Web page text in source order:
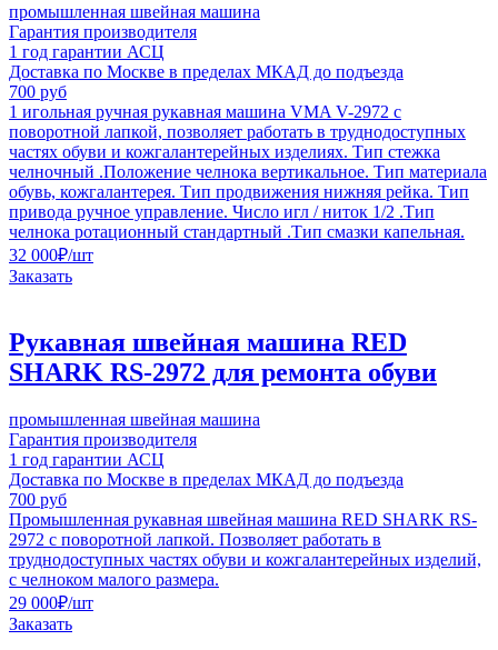
промышленная швейная машина
Гарантия производителя
1 год гарантии АСЦ
Доставка по Москве в пределах МКАД до подъезда
700 руб
1 игольная ручная рукавная машина VMA V-2972 с
поворотной лапкой, позволяет работать в труднодоступных
частях обуви и кожгалантерейных изделиях. Тип стежка
челночный .Положение челнока вертикальное. Тип материала
обувь, кожгалантерея. Тип продвижения нижняя рейка. Тип
привода ручное управление. Число игл / ниток 1/2 .Тип
челнока ротационный стандартный .Тип смазки капельная.
32 000₽/шт
Заказать
Рукавная швейная машина RED
SHARK RS-2972 для ремонта обуви
промышленная швейная машина
Гарантия производителя
1 год гарантии АСЦ
Доставка по Москве в пределах МКАД до подъезда
700 руб
Промышленная рукавная швейная машина RED SHARK RS-
2972 с поворотной лапкой. Позволяет работать в
труднодоступных частях обуви и кожгалантерейных изделий,
с челноком малого размера.
29 000₽/шт
Заказать